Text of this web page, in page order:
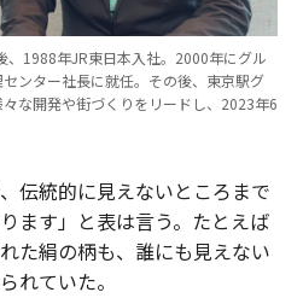
、1988年JR東日本入社。2000年にグル
ンター社長に就任。その後、東京駅グ
な開発や街づくりをリードし、2023年6
伝統的に見えないところまで
ます」と表は言う。たとえば
た絹の柄も、誰にも見えない
れていた。